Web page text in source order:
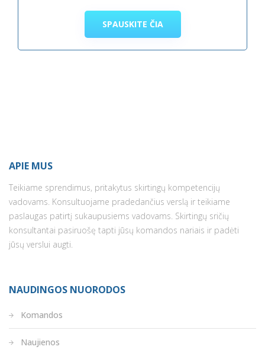
SPAUSKITE ČIA
APIE MUS
Teikiame sprendimus, pritakytus skirtingų kompetencijų
vadovams. Konsultuojame pradedančius verslą ir teikiame
paslaugas patirtį sukaupusiems vadovams. Skirtingų sričių
konsultantai pasiruošę tapti jūsų komandos nariais ir padėti
jūsų verslui augti.
NAUDINGOS NUORODOS
Komandos
Naujienos